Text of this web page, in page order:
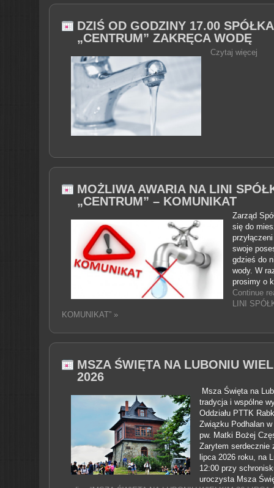
DZIŚ OD GODZINY 17.00
„CENTRUM” ZAKRĘCA WODĘ
Czytaj więcej
MOŻLIWA AWARIA NA LINI
„CENTRUM” – KOMUNIKAT
Zarząd
się do
swoje
gdzieś do
wody. W
prosimy o
Continue
LINI
KOMUNIKAT” »
MSZA ŚWIĘTA NA LUBONIU
2026
Msza Święta na
tradycja i wspólne
Oddziału PTTK
Związku Podhalan
pw. Matki Bożej
Zarytem serdecznie
lipca 2026 roku, na
12:00 przy
uroczysta Msza